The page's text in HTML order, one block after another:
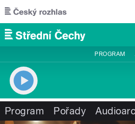
Přejít k hlavnímu obsahu
PROGRAM
Program Pořady